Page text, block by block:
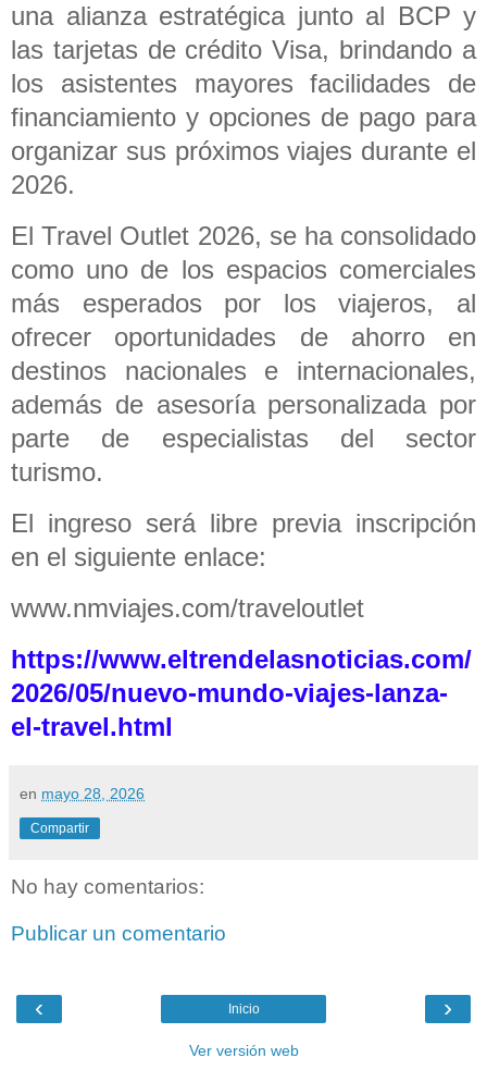
una alianza estratégica junto al BCP y
las tarjetas de crédito Visa, brindando a
los asistentes mayores facilidades de
financiamiento y opciones de pago para
organizar sus próximos viajes durante el
2026.
El Travel Outlet 2026, se ha consolidado
como uno de los espacios comerciales
más esperados por los viajeros, al
ofrecer oportunidades de ahorro en
destinos nacionales e internacionales,
además de asesoría personalizada por
parte de especialistas del sector
turismo.
El ingreso será libre previa inscripción
en el siguiente enlace:
www.nmviajes.com/traveloutlet
https://www.eltrendelasnoticias.com/
2026/05/nuevo-mundo-viajes-lanza-
el-travel.html
en mayo 28, 2026
Compartir
No hay comentarios:
Publicar un comentario
‹ ›
Inicio
Ver versión web